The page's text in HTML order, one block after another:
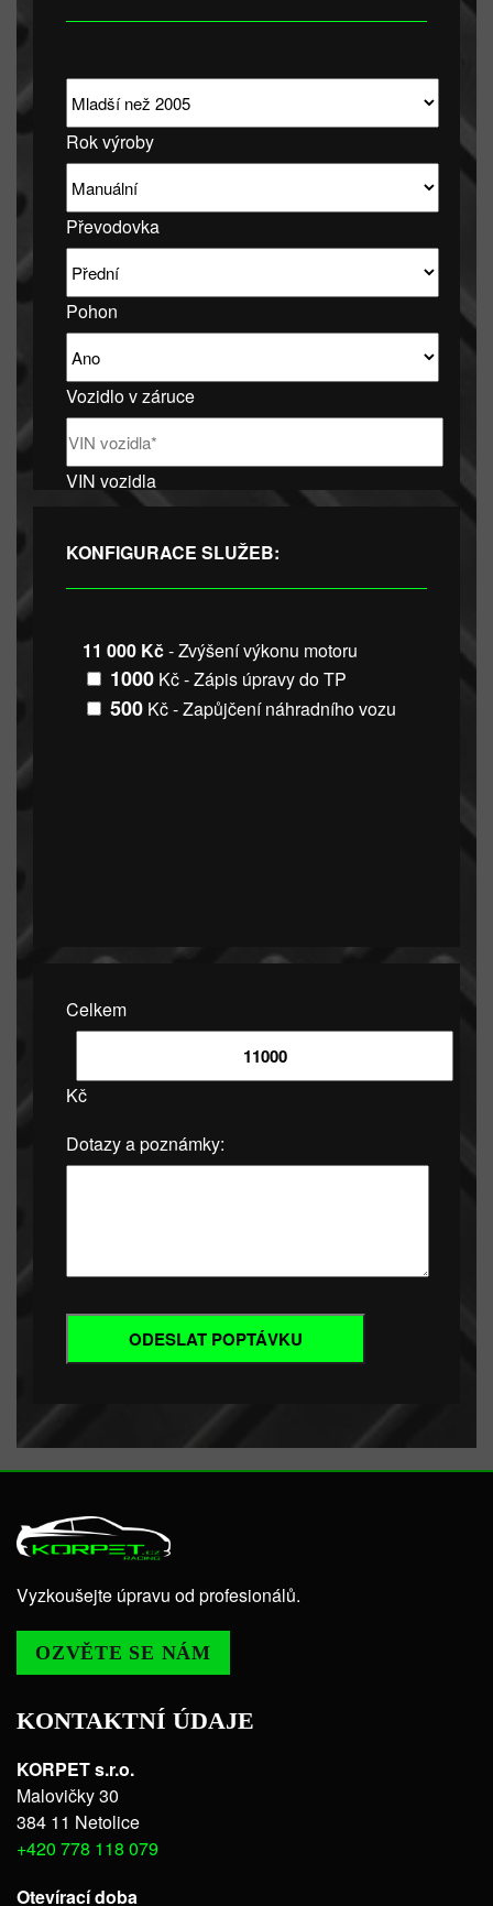
Rok výroby
Převodovka
Pohon
Vozidlo v záruce
VIN vozidla
KONFIGURACE SLUŽEB:
11 000 Kč- Zvýšení výkonu motoru
1000 Kč - Zápis úpravy do TP
500 Kč - Zapůjčení náhradního vozu
Celkem
Kč
Dotazy a poznámky:
Vyzkoušejte úpravu od profesionálů.
OZVĚTE SE NÁM
KONTAKTNÍ ÚDAJE
KORPET s.r.o.
Malovičky 30
384 11 Netolice
+420 778 118 079
Otevírací doba